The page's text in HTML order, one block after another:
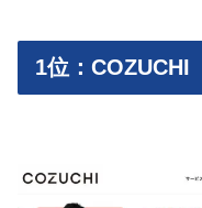
1位：COZUCHI